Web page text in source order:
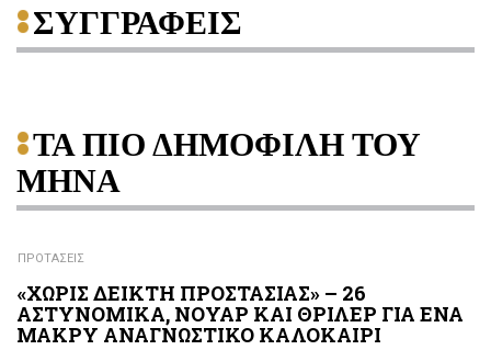
ΣΥΓΓΡΑΦΕΙΣ
ΤΑ ΠΙΟ ΔΗΜΟΦΙΛΗ ΤΟΥ
ΜΗΝΑ
ΠΡΟΤΑΣΕΙΣ
«ΧΩΡΙΣ ΔΕΙΚΤΗ ΠΡΟΣΤΑΣΙΑΣ» – 26
ΑΣΤΥΝΟΜΙΚΑ, ΝΟΥΑΡ ΚΑΙ ΘΡΙΛΕΡ ΓΙΑ ΕΝΑ
ΜΑΚΡΥ ΑΝΑΓΝΩΣΤΙΚΟ ΚΑΛΟΚΑΙΡΙ